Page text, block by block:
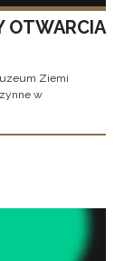
OTWARCIA
Ziemi
w